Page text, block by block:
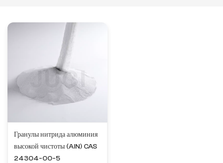
Гранулы нитрида алюминия
высокой чистоты (AlN) CAS
24304-00-5